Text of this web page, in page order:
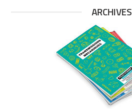
ARCHIVES